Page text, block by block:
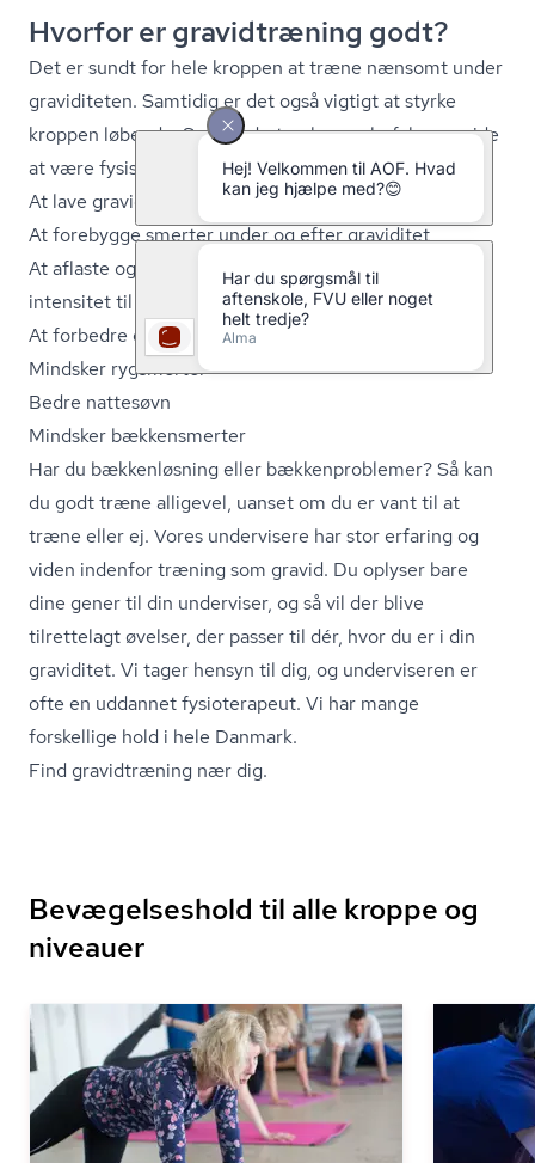
Hvorfor er gravidtræning godt?
Det er sundt for hele kroppen at træne nænsomt under
graviditeten. Samtidig er det også vigtigt at styrke
kroppen løbende. Sund­heds­sty­rel­sen anbefaler gravide
at være fysisk aktive 30 minutter om dagen.
At lave gravidtræning kan være godt for eksempelvis:
At forebygge smerter under og efter graviditet
At aflaste og styrke led og muskler med moderat
intensitet til at klare graviditet og fødsel
At forbedre den psykiske velvære og dit humør
Mindsker rygsmerter
Bedre nattesøvn
Mindsker bækkensmerter
Har du bækkenløsning eller bæk­ken­pro­ble­mer? Så kan
du godt træne alligevel, uanset om du er vant til at
træne eller ej. Vores undervisere har stor erfaring og
viden indenfor træning som gravid. Du oplyser bare
dine gener til din underviser, og så vil der blive
tilrettelagt øvelser, der passer til dér, hvor du er i din
graviditet. Vi tager hensyn til dig, og underviseren er
ofte en uddannet fysioterapeut. Vi har mange
forskellige hold i hele Danmark.
Find gravidtræning nær dig.
Bevægelseshold til alle kroppe og
niveauer